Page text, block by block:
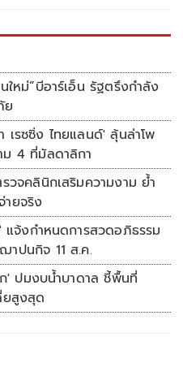
อาร์เอ็น รัฐตรึงกำลัง
ย
รซซิ่ง ไทยแลนด์' ลุ้นล่าโพ
ม 4 ที่มัลดาลิกา
วจคลินิกเสริมความงาม ย้ำ
ายจริง
แจ้งกำหนดการสวดอภิธรรม
ปนกิจ 11 ส.ค.
' ปมงบน้ำบาดาล ชี้พื้นที่
ยสูงสุด